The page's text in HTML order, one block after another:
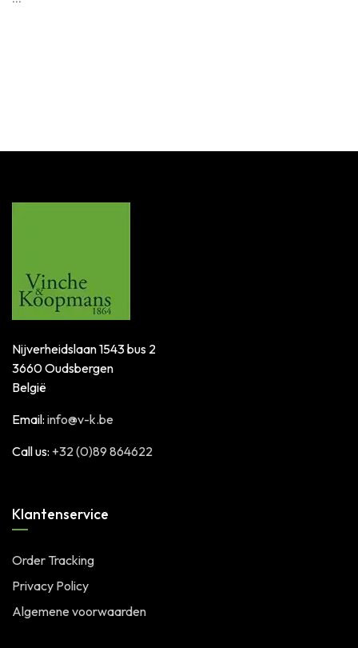
Nijverheidslaan 1543 bus 2
3660 Oudsbergen
België
Email: info@v-k.be
Call us: +32 (0)89 864622
Klantenservice
Order Tracking
Privacy Policy
Algemene voorwaarden